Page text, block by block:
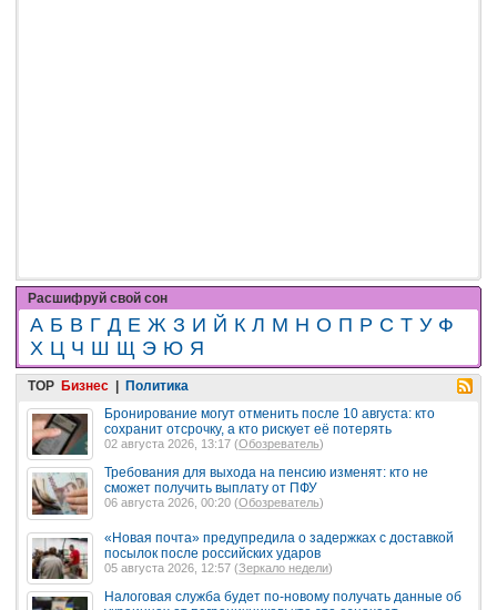
Расшифруй свой сон
А Б В Г Д Е Ж З И Й К Л М Н О П Р С Т У Ф
Х Ц Ч Ш Щ Э Ю Я
TOP Бизнес | Политика
Бронирование могут отменить после 10 августа: кто
сохранит отсрочку, а кто рискует её потерять
02 августа 2026, 13:17 (Обозреватель)
Требования для выхода на пенсию изменят: кто не
сможет получить выплату от ПФУ
06 августа 2026, 00:20 (Обозреватель)
«Новая почта» предупредила о задержках с доставкой
посылок после российских ударов
05 августа 2026, 12:57 (Зеркало недели)
Налоговая служба будет по-новому получать данные об